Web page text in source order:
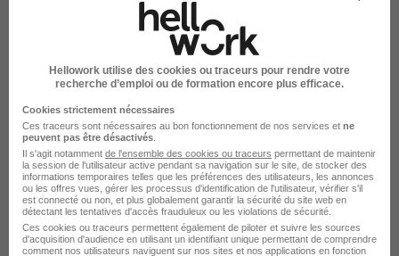
il y a 1 jour
Alternance - Chargé de Formation RH
H/F
IFAE RH
Val-d'Oise - 95 Alternance 1 400 - 1 900 € / mois
Hellowork utilise des cookies ou traceurs pour rendre votre
recherche d’emploi ou de formation encore plus efficace.
Cookies strictement nécessaires
Ces traceurs sont nécessaires au bon fonctionnement de nos services et ne
peuvent pas être désactivés
Il s'agit notamment de l'ensemble des cookies ou traceurs permettant de maintenir
la session de l'utilisateur active pendant sa navigation sur le site, de stocker des
informations temporaires telles que les préférences des utilisateurs, les annonces
ou les offres vues, gérer les processus d'identification de l'utilisateur, vérifier s'il
est connecté ou non, et plus globalement garantir la sécurité du site web en
détectant les tentatives d'accès frauduleux ou les violations de sécurité.
Ces cookies ou traceurs permettent également de piloter et suivre les sources
d'acquisition d'audience en utilisant un identifiant unique permettant de comprendre
comment nos utilisateurs naviguent sur nos sites et nos applications en fonction